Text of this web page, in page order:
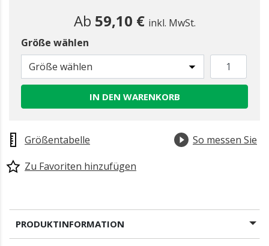
Ab 59,10 € inkl. MwSt.
Größe wählen
Größe wählen
IN DEN WARENKORB
Größentabelle
So messen Sie
Zu Favoriten hinzufügen
PRODUKTINFORMATION